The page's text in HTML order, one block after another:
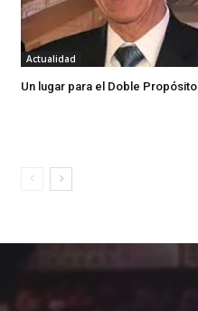
Actualidad
Un lugar para el Doble Propósito